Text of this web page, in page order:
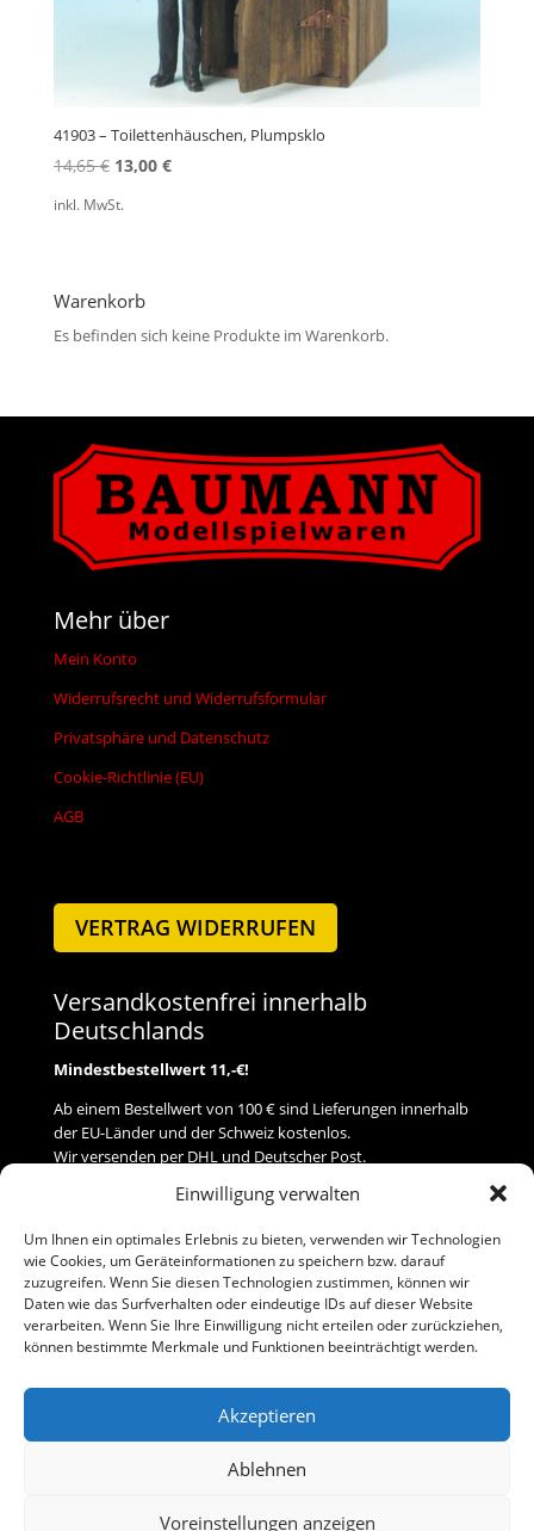
Einwilligung verwalten
Um Ihnen ein optimales Erlebnis zu bieten, verwenden wir Technologien
wie Cookies, um Geräteinformationen zu speichern bzw. darauf
zuzugreifen. Wenn Sie diesen Technologien zustimmen, können wir
Daten wie das Surfverhalten oder eindeutige IDs auf dieser Website
verarbeiten. Wenn Sie Ihre Einwilligung nicht erteilen oder zurückziehen,
können bestimmte Merkmale und Funktionen beeinträchtigt werden.
Akzeptieren
Ablehnen
Voreinstellungen anzeigen
41903 – Toilettenhäuschen, Plumpsklo
14,65€ Ursprünglicher
13,00 €Aktueller
inkl. MwSt.
Warenkorb
Es befinden sich keine Produkte im Warenkorb.
Mehr über
Mein Konto
Widerrufsrecht und Widerrufsformular
Privatsphäre und Datenschutz
Cookie-Richtlinie (EU)
AGB
VERTRAG WIDERRUFEN
Versandkostenfrei innerhalb
Deutschlands
Mindestbestellwert 11,-€!
Ab einem Bestellwert von 100 € sind Lieferungen innerhalb
der EU-Länder und der Schweiz kostenlos.
Wir versenden per DHL und Deutscher Post.
Versand
Zahlung
Baumann Modellspielwaren
Telefon (0 91 61) 33 84